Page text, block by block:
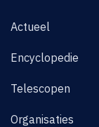
Actueel
Encyclopedie
Telescopen
Organisaties